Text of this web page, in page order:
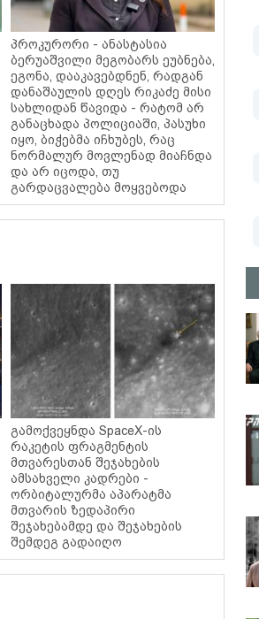
პროკურორი - ანასტასია
ბერუაშვილი მეგობარს ეუბნება,
ეგონა, დააკავებდნენ, რადგან
დანაშაულის დღეს რიკაძე მისი
სახლიდან წავიდა - რატომ არ
განაცხადა პოლიციაში, პასუხი
იყო, ბიჭებმა იჩხუბეს, რაც
ნორმალურ მოვლენად მიაჩნდა
და არ იცოდა, თუ
გარდაცვალება მოყვებოდა
გამოქვეყნდა SpaceX-ის
რაკეტის ფრაგმენტის
მთვარესთან შეჯახების
ამსახველი კადრები -
ორბიტალურმა აპარატმა
მთვარის ზედაპირი
შეჯახებამდე და შეჯახების
შემდეგ გადაიღო